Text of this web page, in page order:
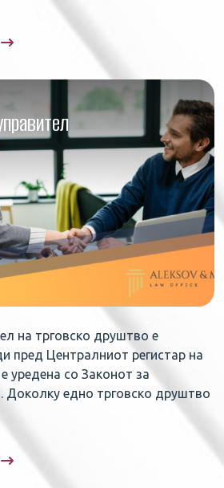
на трговско друштво е
пред Централниот регистар на
уредена со Законот за
Доколку едно трговско друштво